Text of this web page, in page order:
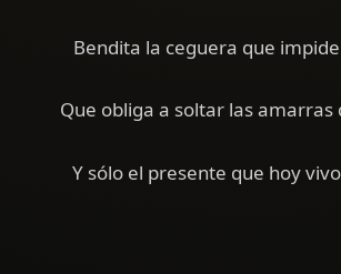
Bendita la ceguera que
Que obliga a soltar las amarras
Y sólo el presente que hoy